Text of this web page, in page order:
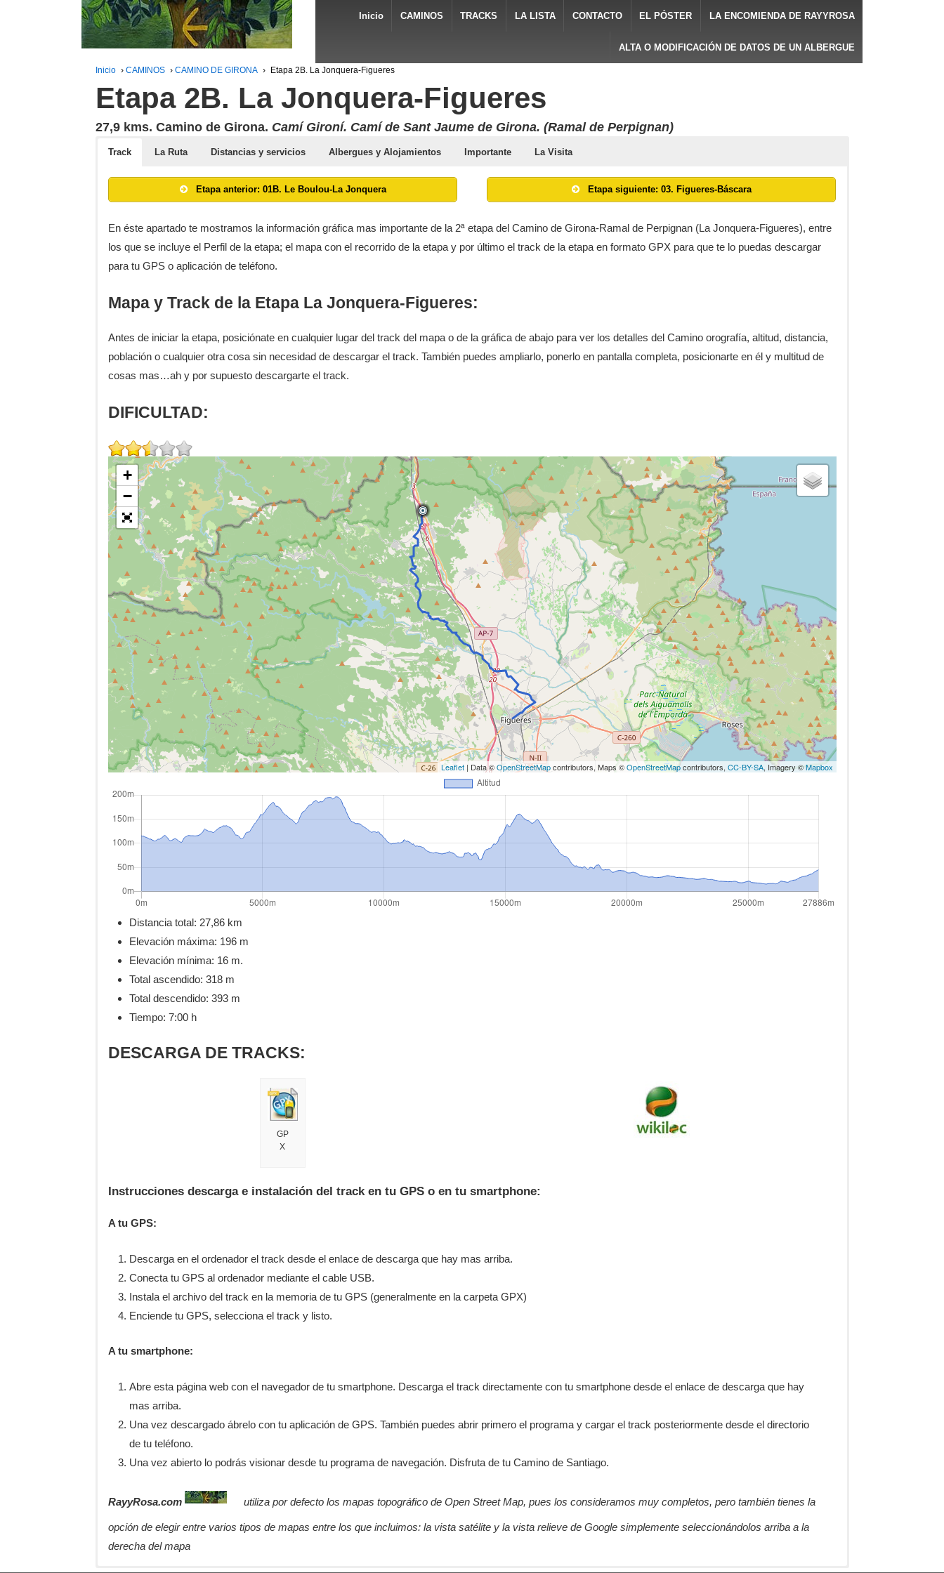
Inicio CAMINOS TRACKS LA LISTA CONTACTO EL PÓSTER LA ENCOMIENDA DE RAYYROSA
ALTA O MODIFICACIÓN DE DATOS DE UN ALBERGUE
Inicio › CAMINOS › CAMINO DE GIRONA › Etapa 2B. La Jonquera-Figueres
Etapa 2B. La Jonquera-Figueres
27,9 kms. Camino de Girona. Camí Gironí. Camí de Sant Jaume de Girona. (Ramal de Perpignan)
Track La Ruta Distancias y servicios Albergues y Alojamientos Importante La Visita
Etapa anterior: 01B. Le Boulou-La Jonquera Etapa siguiente: 03. Figueres-Báscara
En éste apartado te mostramos la información gráfica mas importante de la 2ª etapa del Camino de Girona-Ramal de Perpignan (La Jonquera-Figueres), entre
los que se incluye el Perfil de la etapa; el mapa con el recorrido de la etapa y por último el track de la etapa en formato GPX para que te lo puedas descargar
para tu GPS o aplicación de teléfono.
Mapa y Track de la Etapa La Jonquera-Figueres:
Antes de iniciar la etapa, posiciónate en cualquier lugar del track del mapa o de la gráfica de abajo para ver los detalles del Camino orografía, altitud, distancia,
población o cualquier otra cosa sin necesidad de descargar el track. También puedes ampliarlo, ponerlo en pantalla completa, posicionarte en él y multitud de
cosas mas…ah y por supuesto descargarte el track.
DIFICULTAD:
+
−
Leaflet| Data ©OpenStreetMapcontributors, Maps ©OpenStreetMapcontributors, CC-BY-SA, Imagery ©Mapbox
Distancia total: 27,86 km
Elevación máxima: 196 m
Elevación mínima: 16 m.
Total ascendido: 318 m
Total descendido: 393 m
Tiempo: 7:00 h
DESCARGA DE TRACKS:
GP
X
Instrucciones descarga e instalación del track en tu GPS o en tu smartphone:
A tu GPS:
Descarga en el ordenador el track desde el enlace de descarga que hay mas arriba.
Conecta tu GPS al ordenador mediante el cable USB.
Instala el archivo del track en la memoria de tu GPS (generalmente en la carpeta GPX)
Enciende tu GPS, selecciona el track y listo.
A tu smartphone:
Abre esta página web con el navegador de tu smartphone. Descarga el track directamente con tu smartphone desde el enlace de descarga que hay
mas arriba.
Una vez descargado ábrelo con tu aplicación de GPS. También puedes abrir primero el programa y cargar el track posteriormente desde el directorio
de tu teléfono.
Una vez abierto lo podrás visionar desde tu programa de navegación. Disfruta de tu Camino de Santiago.
RayyRosa.com utiliza por defecto los mapas topográfico de Open Street Map, pues los consideramos muy completos, pero también tienes la
opción de elegir entre varios tipos de mapas entre los que incluimos: la vista satélite y la vista relieve de Google simplemente seleccionándolos arriba a la
derecha del mapa